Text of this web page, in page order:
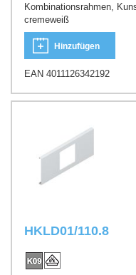
Kombinationsrahmen,
cremeweiß
Hinzufügen
EAN 4011126342192
HKLD01/110.8